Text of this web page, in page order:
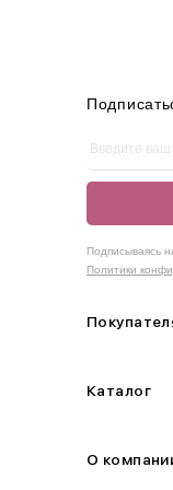
42-50
Как правильно
Измеряется по
Обхват бедер (F)
Каталог
О
Подписываясь
Политики